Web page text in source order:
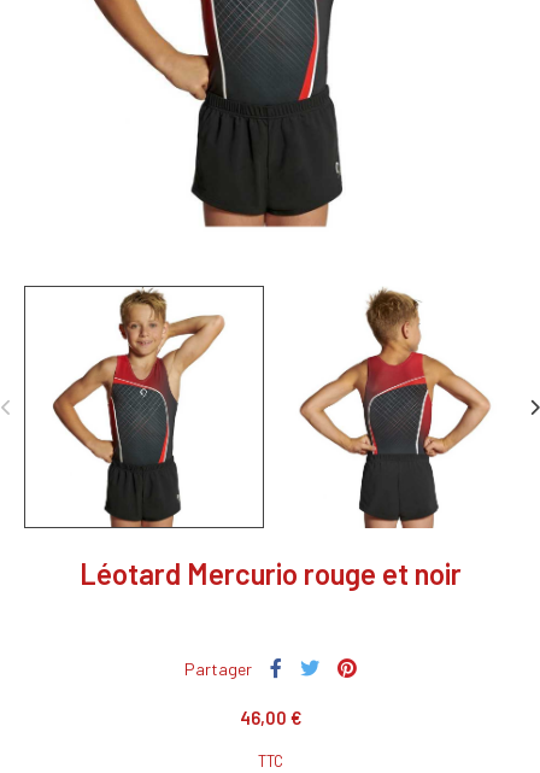
Léotard Mercurio rouge et noir
Partager
46,00 €
TTC